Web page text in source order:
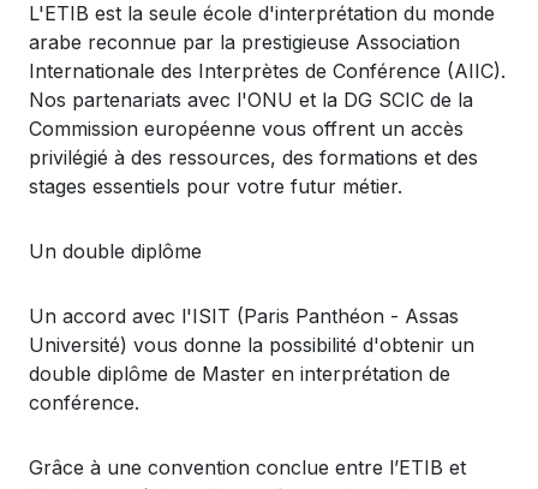
L'ETIB est la seule école d'interprétation du monde
arabe reconnue par la prestigieuse Association
Internationale des Interprètes de Conférence (AIIC).
Nos partenariats avec l'ONU et la DG SCIC de la
Commission européenne vous offrent un accès
privilégié à des ressources, des formations et des
stages essentiels pour votre futur métier.
Un double diplôme
Un accord avec l'ISIT (Paris Panthéon - Assas
Université) vous donne la possibilité d'obtenir un
double diplôme de Master en interprétation de
conférence.
Grâce à une convention conclue entre l’ETIB et